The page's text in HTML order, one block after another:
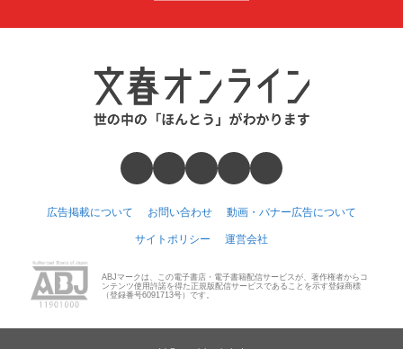
広告掲載について お問い合わせ 動画・バナー広告について
サイトポリシー 運営会社
ABJマークは、この電子書店・電子書籍配信サービスが、著作権者からコ
ンテンツ使用許諾を得た正規版配信サービスであることを示す登録商標
（登録番号6091713号）です。